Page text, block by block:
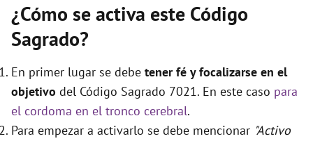
¿Cómo se activa este Código
Sagrado?
En primer lugar se debe tener fé y focalizarse en el
objetivo del Código Sagrado 7021. En este caso para
el cordoma en el tronco cerebral.
Para empezar a activarlo se debe mencionar "Activo